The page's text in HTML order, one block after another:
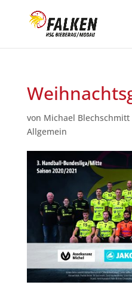
von Michael Blechschmitt
Allgemein